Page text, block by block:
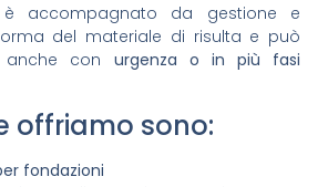
è accompagnato da gestione e
del materiale di risulta e può
anche con urgenza o in più fasi
offriamo sono:
fondazioni